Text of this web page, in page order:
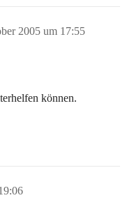
2005 um 17:55
können.